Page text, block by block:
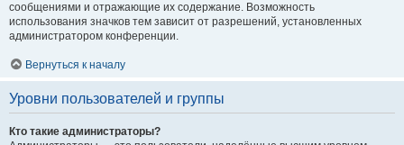
сообщениями и отражающие их содержание. Возможность
использования значков тем зависит от разрешений, установленных
администратором конференции.
Вернуться к началу
Уровни пользователей и группы
Кто такие администраторы?